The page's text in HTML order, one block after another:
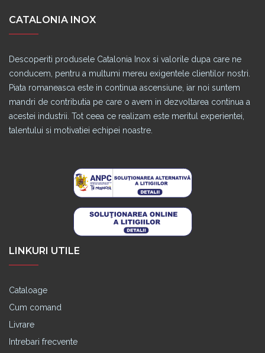
CATALONIA INOX
Descoperiti produsele Catalonia Inox si valorile dupa care ne
conducem, pentru a multumi mereu exigentele clientilor nostri.
Piata romaneasca este in continua ascensiune, iar noi suntem
mandri de contributia pe care o avem in dezvoltarea continua a
acestei industrii. Tot ceea ce realizam este meritul experientei,
talentului si motivatiei echipei noastre.
LINKURI UTILE
Cataloage
Cum comand
Livrare
Intrebari frecvente